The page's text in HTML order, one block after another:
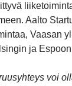
Aalto
Vaasan
ja
voi